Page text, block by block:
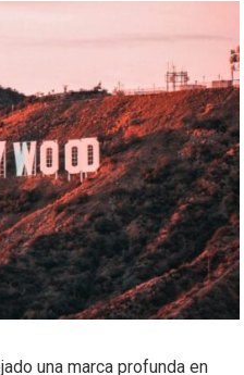
una marca profunda en